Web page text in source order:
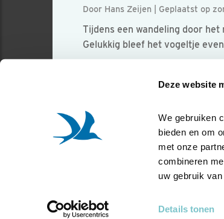
Deze website
We gebruiken
bieden en om
met onze
combineren
uw gebruik
Details tonen
Door Hans Zeijen | Geplaatst op
Tijdens een wandeling door
Gelukkig bleef het vogeltje